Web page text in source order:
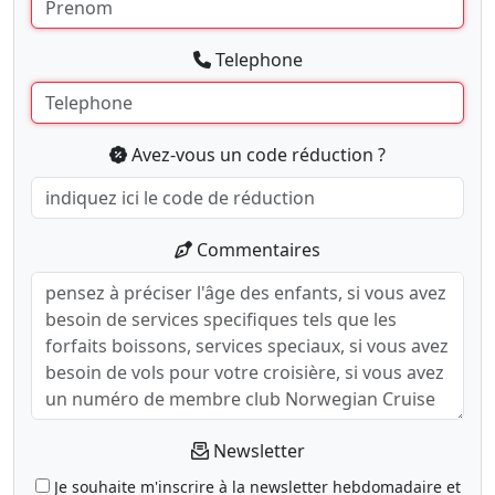
Telephone
Avez-vous un code réduction ?
Commentaires
Newsletter
Je souhaite m'inscrire à la newsletter hebdomadaire et